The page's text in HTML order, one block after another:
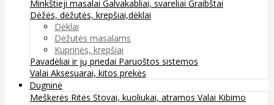
Minkštieji masalai Galvakabliai, svareliai Graibštai
Dėžės, dėžutės, krepšiai,dėklai
Dėklai
Dėžutės masalams
Kuprinės, krepšiai
Pavadėliai ir jų priedai Paruoštos sistemos
Valai Aksesuarai, kitos prekės
Dugninė
Meškerės Ritės Stovai, kuoliukai, atramos Valai Kibimo